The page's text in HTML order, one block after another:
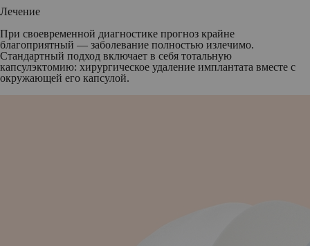
Лечение
При своевременной диагностике прогноз крайне
благоприятный — заболевание полностью излечимо.
Стандартный подход включает в себя тотальную
капсулэктомию: хирургическое удаление имплантата вместе с
окружающей его капсулой.